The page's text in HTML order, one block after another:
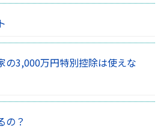
の3,000万円特別控除は使えな
の？